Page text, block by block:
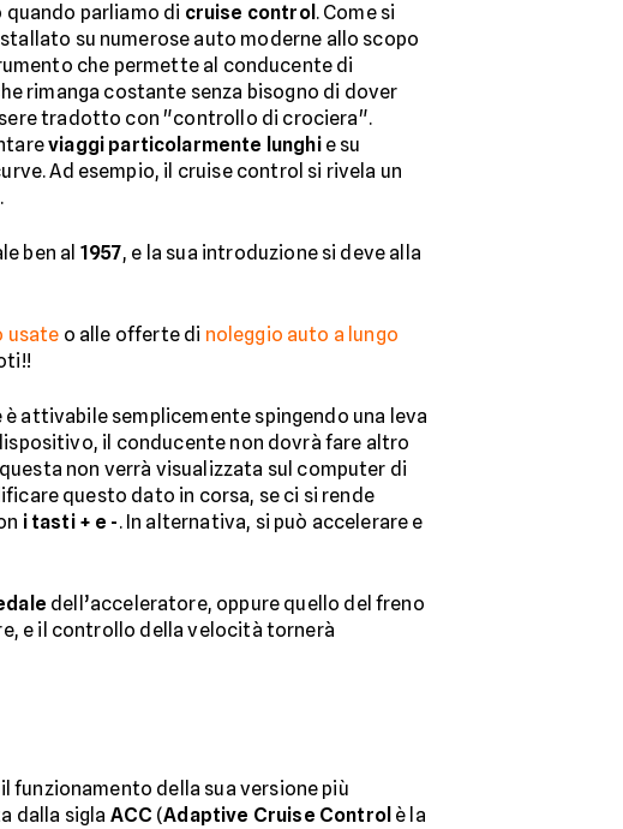
parliamo di cruise control . Come si
su numerose auto moderne allo scopo
che permette al conducente di
rimanga costante senza bisogno di dover
tradotto con "controllo di crociera".
viaggi particolarmente lunghie su
Ad esempio, il cruise control si rivela un
ben al 1957, e la sua introduzione si deve alla
usate o alle offerte di noleggio auto a lungo
attivabile semplicemente spingendo una leva
il conducente non dovrà fare altro
non verrà visualizzata sul computer di
questo dato in corsa, se ci si rende
i tasti + e -. In alternativa, si può accelerare e
dell’acceleratore, oppure quello del freno
e il controllo della velocità tornerà
funzionamento della sua versione più
dalla sigla ACC (Adaptive Cruise Control è la